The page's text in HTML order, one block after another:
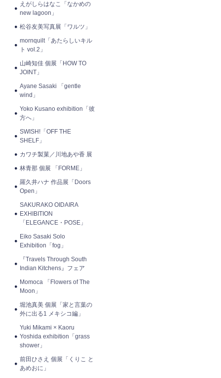
えがしらはなこ「なかめの
new lagoon」
松谷友美写真展「ワルツ」
mornquilt「あたらしいキル
ト vol.2」
山崎知佳 個展「HOW TO
JOINT」
Ayane Sasaki 「gentle
wind」
Yoko Kusano exhibition「彼
方へ」
SWISH!「OFF THE
SHELF」
カワチ製菓／川地あや香 展
林青那 個展 「FORME」
羅久井ハナ 作品展「Doors
Open」
SAKURAKO OIDAIRA
EXHIBITION
「ELEGANCE・POSE」
Eiko Sasaki Solo
Exhibition「fog」
『Travels Through South
Indian Kitchens』フェア
Momoca 「Flowers of The
Moon」
堀池真美 個展「家と言葉の
外に出る1 メキシコ編」
Yuki Mikami × Kaoru
Yoshida exhibition「grass
shower」
前田ひさえ 個展「くりこ と
あめおに」